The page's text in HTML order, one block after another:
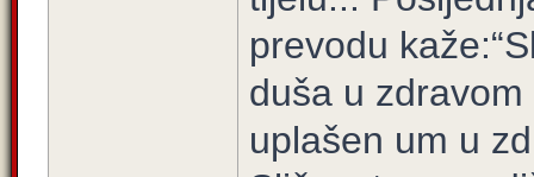
prevodu
duša u
uplašen um u